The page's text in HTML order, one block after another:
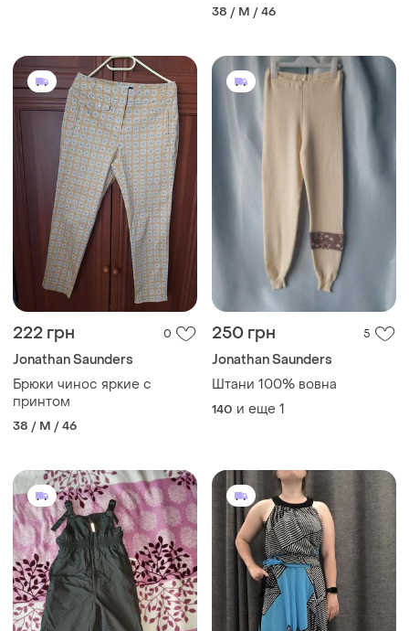
38 / M / 46
222 грн 0
Jonathan Saunders
Брюки чинос яркие с
принтом
38 / M / 46
250 грн 5
Jonathan Saunders
Штани 100% вовна
140 и еще 1